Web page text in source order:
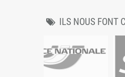
ILS NOUS FONT